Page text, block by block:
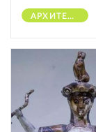
АРХИТЕКТУРА